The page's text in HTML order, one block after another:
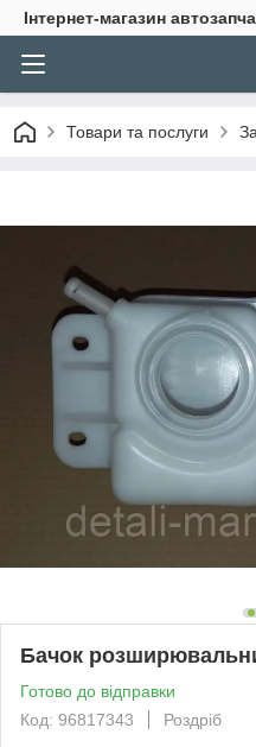
Інтернет-магазин
Товари та послуги
Бачок
Готово до відправки
Код: 96817343
Роздріб